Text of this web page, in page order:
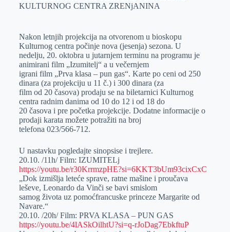
KULTURNOG CENTRA ZRENjANINA
Nakon letnjih projekcija na otvorenom u bioskopu
Kulturnog centra počinje nova (jesenja) sezona. U
nedelju, 20. oktobra u jutarnjem terminu na programu je
animirani film „Izumitelj“ a u večernjem
igrani film „Prva klasa – pun gas“. Karte po ceni od 250
dinara (za projekciju u 11 č.) i 300 dinara (za
film od 20 časova) prodaju se na biletarnici Kulturnog
centra radnim danima od 10 do 12 i od 18 do
20 časova i pre početka projekcije. Dodatne informacije o
prodaji karata možete potražiti na broj
telefona 023/566-712.
U nastavku pogledajte sinopsise i trejlere.
20.10. /11h/ Film: IZUMITELj
https://youtu.be/r30KrrmzpHE?si=6KKT3bUm93cixCxC
„Dok izmišlja leteće sprave, ratne mašine i proučava
leševe, Leonardo da Vinči se bavi smislom
samog života uz pomoćfrancuske princeze Margarite od
Navare.“
20.10. /20h/ Film: PRVA KLASA – PUN GAS
https://youtu.be/4lASkOilhtU?si=q-rJoDag7EbkftuP